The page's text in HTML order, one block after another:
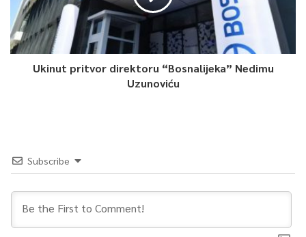
Ukinut pritvor direktoru “Bosnalijeka” Nedimu
Uzunoviću
Subscribe